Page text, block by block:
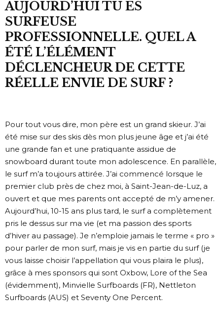
AUJOURD’HUI TU ES
SURFEUSE
PROFESSIONNELLE. QUEL A
ÉTÉ L’ÉLÉMENT
DÉCLENCHEUR DE CETTE
RÉELLE ENVIE DE SURF ?
Pour tout vous dire, mon père est un grand skieur. J’ai
été mise sur des skis dès mon plus jeune âge et j’ai été
une grande fan et une pratiquante assidue de
snowboard durant toute mon adolescence. En parallèle,
le surf m’a toujours attirée. J’ai commencé lorsque le
premier club près de chez moi, à Saint-Jean-de-Luz, a
ouvert et que mes parents ont accepté de m’y amener.
Aujourd’hui, 10-15 ans plus tard, le surf a complètement
pris le dessus sur ma vie (et ma passion des sports
d’hiver au passage). Je n’emploie jamais le terme « pro »
pour parler de mon surf, mais je vis en partie du surf (je
vous laisse choisir l’appellation qui vous plaira le plus),
grâce à mes sponsors qui sont Oxbow, Lore of the Sea
(évidemment), Minvielle Surfboards (FR), Nettleton
Surfboards (AUS) et Seventy One Percent.